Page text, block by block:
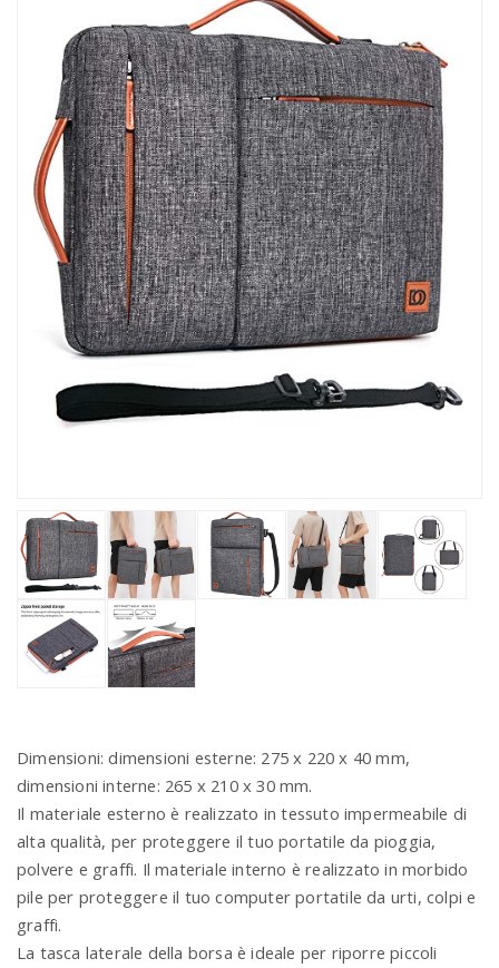
Dimensioni: dimensioni esterne: 275 x 220 x 40 mm,
dimensioni interne: 265 x 210 x 30 mm.
Il materiale esterno è realizzato in tessuto impermeabile di
alta qualità, per proteggere il tuo portatile da pioggia,
polvere e graffi. Il materiale interno è realizzato in morbido
pile per proteggere il tuo computer portatile da urti, colpi e
graffi.
La tasca laterale della borsa è ideale per riporre piccoli